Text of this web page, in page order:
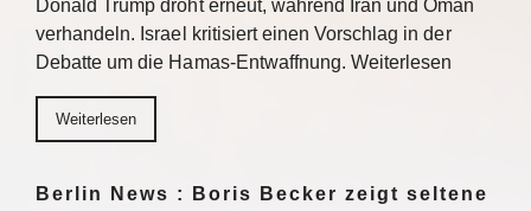
Donald Trump droht erneut, während Iran und Oman
verhandeln. Israel kritisiert einen Vorschlag in der
Debatte um die Hamas-Entwaffnung. Weiterlesen
Weiterlesen
Berlin News : Boris Becker zeigt seltene